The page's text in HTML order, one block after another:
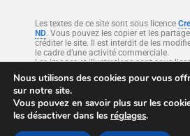
Les textes de ce site sont sous licence
ND. Vous pouvez les copier et les
créditer le site. Il est interdit de les
le cadre d’une activité commerciale.
Les images et illustrations sont sous
Ce site est protégé par reCAPTCHA et Google
Conditions d’utilisation.
Nous utilisons des cookies pour vous
sur notre site.
Vous pouvez en savoir plus sur les
les désactiver dans les réglages.